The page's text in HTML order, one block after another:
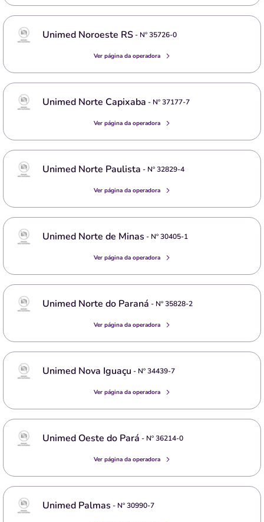
Unimed Noroeste RS- Nº35726-0
Ver página da operadora
Unimed Norte Capixaba - Nº37177-7
Ver página da operadora
Unimed Norte Paulista - Nº32829-4
Ver página da operadora
Unimed Norte de Minas - Nº30405-1
Ver página da operadora
Unimed Norte do Paraná - Nº35828-2
Ver página da operadora
Unimed Nova Iguaçu - Nº34439-7
Ver página da operadora
Unimed Oeste do Pará - Nº36214-0
Ver página da operadora
Unimed Palmas - Nº30990-7